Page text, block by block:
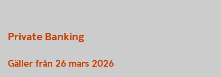
Private Banking
Gäller från 26 mars 2026